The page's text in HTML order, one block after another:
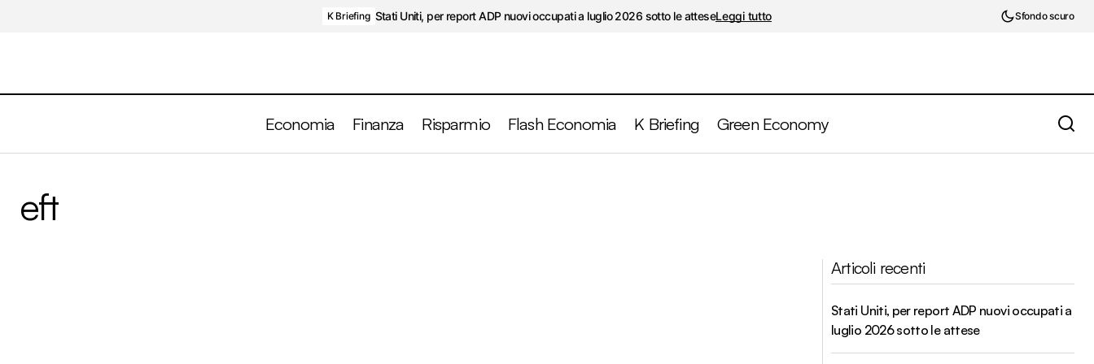
K Briefing Stati Uniti, per report ADP nuovi occupati a luglio 2026 sotto le atteseLeggi tutto Sfondo scuro
Economia Finanza Risparmio Flash Economia K Briefing Green Economy
eft
Articoli recenti
Stati Uniti, per report ADP nuovi occupati a
luglio 2026 sotto le attese